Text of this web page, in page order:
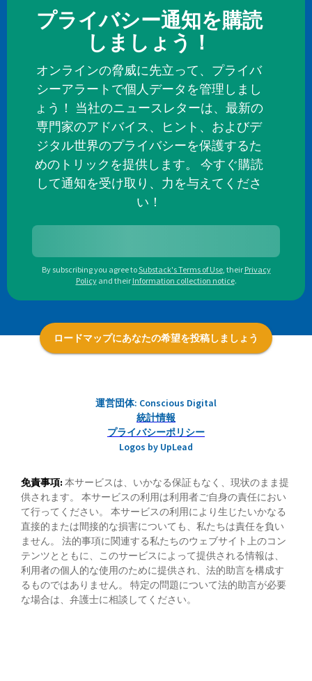
プライバシー通知を購読
しましょう！
オンラインの脅威に先立って、プライバ
シーアラートで個人データを管理しまし
ょう！ 当社のニュースレターは、最新の
専門家のアドバイス、ヒント、およびデ
ジタル世界のプライバシーを保護するた
めのトリックを提供します。 今すぐ購読
して通知を受け取り、力を与えてくださ
い！
By subscribing you agree toSubstack's Terms of Use, their Privacy
Policy and their Information collection notice.
ロードマップにあなたの希望を投稿しましょう
運営団体: Conscious Digital
統計情報
プライバシーポリシー
Logos by UpLead
免責事項: 本サービスは、いかなる保証もなく、現状のまま提
供されます。 本サービスの利用は利用者ご自身の責任におい
て行ってください。 本サービスの利用により生じたいかなる
直接的または間接的な損害についても、私たちは責任を負い
ません。 法的事項に関連する私たちのウェブサイト上のコン
テンツとともに、このサービスによって提供される情報は、
利用者の個人的な使用のために提供され、法的助言を構成す
るものではありません。 特定の問題について法的助言が必要
な場合は、弁護士に相談してください。